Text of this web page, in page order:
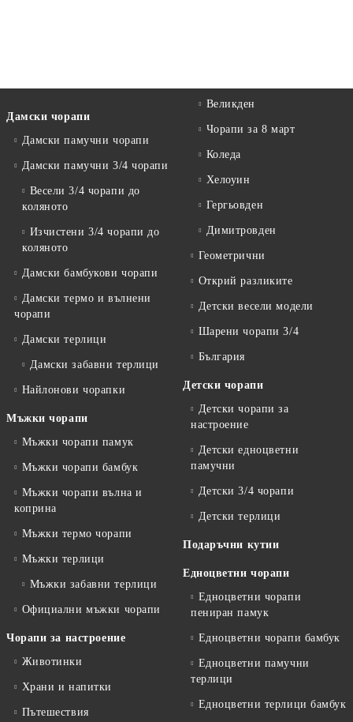
Дамски чорапи
Дамски памучни чорапи
Дамски памучни 3/4 чорапи
Весели 3/4 чорапи до
коляното
Изчистени 3/4 чорапи до
коляното
Дамски бамбукови чорапи
Дамски термо и вълнени
чорапи
Дамски терлици
Дамски забавни терлици
Найлонови чорапки
Мъжки чорапи
Мъжки чорапи памук
Мъжки чорапи бамбук
Мъжки чорапи вълна и
коприна
Мъжки термо чорапи
Мъжки терлици
Мъжки забавни терлици
Официални мъжки чорапи
Чорапи за настроение
Животинки
Храни и напитки
Пътешествия
Великден
Чорапи за 8 март
Коледа
Хелоуин
Гергьовден
Димитровден
Геометрични
Открий разликите
Детски весели модели
Шарени чорапи 3/4
България
Детски чорапи
Детски чорапи за
настроение
Детски едноцветни
памучни
Детски 3/4 чорапи
Детски терлици
Подаръчни кутии
Едноцветни чорапи
Едноцветни чорапи
пениран памук
Едноцветни чорапи бамбук
Едноцветни памучни
терлици
Едноцветни терлици бамбук